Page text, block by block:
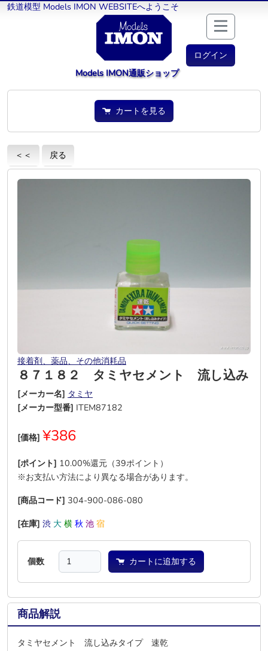
鉄道模型 Models IMON WEBSITEへようこそ
ログイン
Models IMON通販ショップ
カートを見る
＜＜ 戻る
接着剤、薬品、その他消耗品
８７１８２ タミヤセメント 流し込み
[メーカー名] タミヤ
[メーカー型番] ITEM87182
[価格] ¥386
[ポイント] 10.00%還元（39ポイント）
※お支払い方法により異なる場合があります。
[商品コード] 304-900-086-080
[在庫] 渋 大 横 秋 池 宿
個数 カートに追加する
商品解説
タミヤセメント 流し込みタイプ 速乾